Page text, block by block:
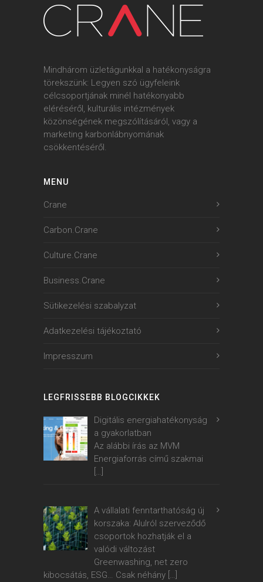
Mindhárom üzletágunkkal a hatékonyságra
törekszünk: Legyen szó ügyfeleink
célcsoportjának minél hatékonyabb
eléréséről, kulturális intézmények
közönségének megszólításáról, vagy a
marketing karbonlábnyomának
csökkentéséről.
MENU
Crane
Carbon.Crane
Culture.Crane
Business.Crane
Sütikezelési szabalyzat
Adatkezelési tájékoztató
Impresszum
LEGFRISSEBB BLOGCIKKEK
Digitális energiahatékonyság
a gyakorlatban
Az alábbi írás az MVM
Energiaforrás című szakmai
[…]
A vállalati fenntarthatóság új
korszaka: Alulról szerveződő
csoportok hozhatják el a
valódi változást
Greenwashing, net zero
kibocsátás, ESG… Csak néhány […]